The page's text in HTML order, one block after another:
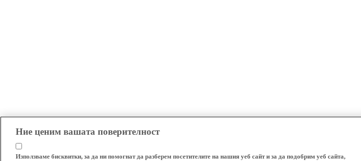
Ние ценим вашата поверителност
Използваме бисквитки, за да ни помогнат да разберем посетителите на нашия уеб сайт и за да подобрим уеб сайта,